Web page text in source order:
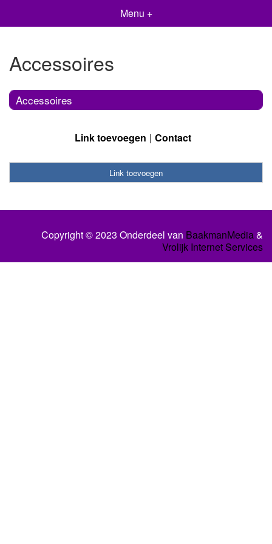
Menu +
Accessoires
Accessoires
Link toevoegen Contact
Link toevoegen
Copyright © 2023 Onderdeel van BaakmanMedia&
Vrolijk Internet Services